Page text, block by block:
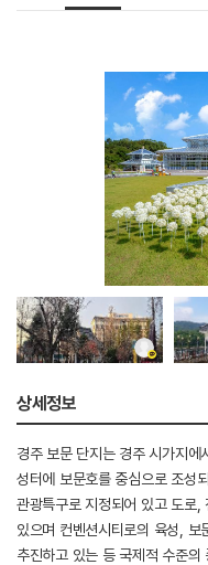
상세정보
경주 보문 단지는 경주 시가지
성터에 보문호를 중심으로 조성
관광특구로 지정되어 있고 도로,
있으며 컨벤션시티로의 육성, 보
추진하고 있는 등 국제적 수준